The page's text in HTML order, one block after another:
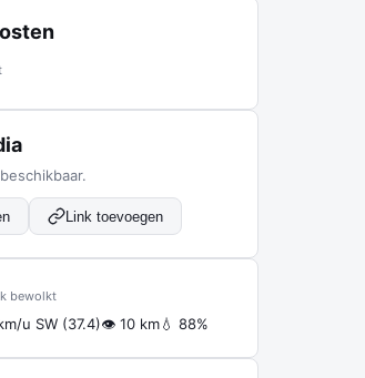
Link toevoegen
bewolkt
u SW (37.4)👁 10 km💧 88%